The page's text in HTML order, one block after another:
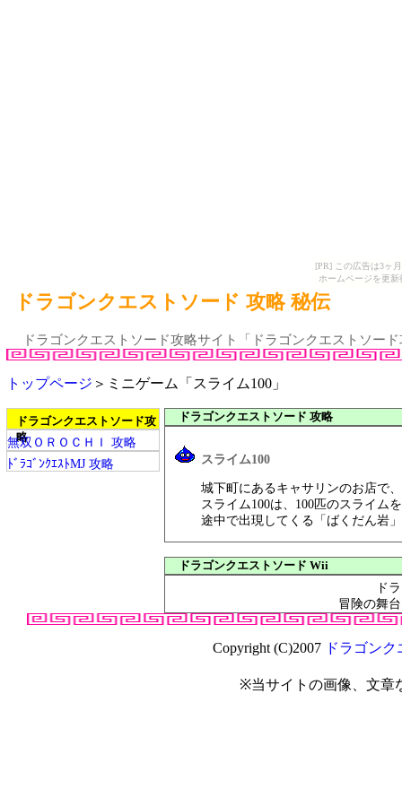
[PR] この広告は3ヶ
ホームページを更
ドラゴンクエストソード 攻略 秘伝
ドラゴンクエストソード攻略サイト「ドラゴンクエストソー
トップページ ＞ミニゲーム「スライム100」
ドラゴンクエストソード攻
略
無双ＯＲＯＣＨＩ 攻略
ﾄﾞﾗｺﾞﾝｸｴｽﾄMJ 攻略
ドラゴンクエストソード 攻略
スライム100
城下町にあるキャサリンのお店で
スライム100は、100匹のスライム
途中で出現してくる「ばくだん岩
ドラゴンクエストソード Wii
ド
冒険の舞
Copyright (C)2007 ドラゴン
※当サイトの画像、文章